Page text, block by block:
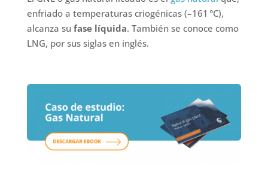
enfriado a temperaturas criogénicas (–161 °C),
alcanza su fase líquida. También se conoce como
LNG, por sus siglas en inglés.